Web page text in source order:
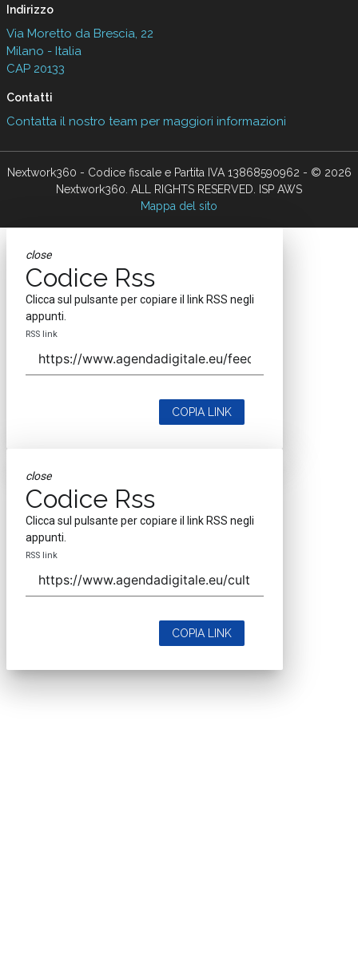
Indirizzo
Via Moretto da Brescia, 22
Milano - Italia
CAP 20133
Contatti
Contatta il nostro team per maggiori informazioni
Nextwork360 - Codice fiscale e Partita IVA 13868590962 - © 2026
Nextwork360. ALL RIGHTS RESERVED. ISP AWS
Mappa del sito
close
Codice Rss
Clicca sul pulsante per copiare il link RSS negli
appunti.
RSS link
COPIA LINK
close
Codice Rss
Clicca sul pulsante per copiare il link RSS negli
appunti.
RSS link
COPIA LINK